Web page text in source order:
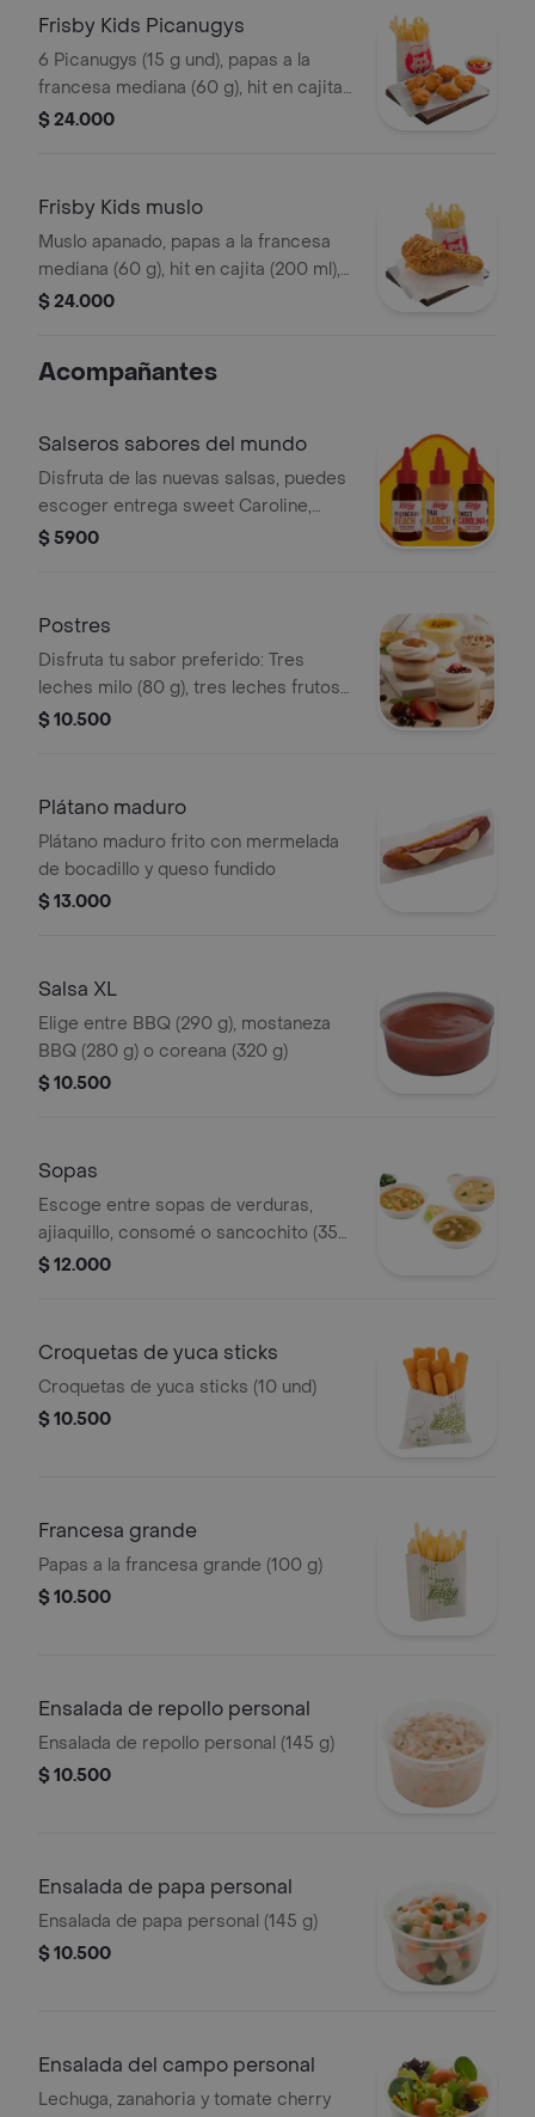
Frisby Kids Picanugys
6 Picanugys (15 g und), papas a la
francesa mediana (60 g), hit en cajita
(200 ml), golosina y un divertido
$ 24.000
Frisby Kids muslo
Muslo apanado, papas a la francesa
mediana (60 g), hit en cajita (200 ml),
golosina y un divertido juguete
$ 24.000
Acompañantes
Salseros sabores del mundo
Disfruta de las nuevas salsas, puedes
escoger entrega sweet Caroline,
Polynesian beach o Thai ranch
$ 5900
Postres
Disfruta tu sabor preferido: Tres
leches milo (80 g), tres leches frutos
rojos (90 g), combinado de maracuyá
$ 10.500
Plátano maduro
Plátano maduro frito con mermelada
de bocadillo y queso fundido
$ 13.000
Salsa XL
Elige entre BBQ (290 g), mostaneza
BBQ (280 g) o coreana (320 g)
$ 10.500
Sopas
Escoge entre sopas de verduras,
ajiaquillo, consomé o sancochito (350
g)
$ 12.000
Croquetas de yuca sticks
Croquetas de yuca sticks (10 und)
$ 10.500
Francesa grande
Papas a la francesa grande (100 g)
$ 10.500
Ensalada de repollo personal
Ensalada de repollo personal (145 g)
$ 10.500
Ensalada de papa personal
Ensalada de papa personal (145 g)
$ 10.500
Ensalada del campo personal
Lechuga, zanahoria y tomate cherry